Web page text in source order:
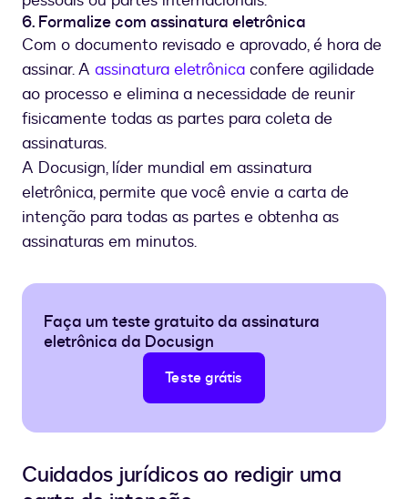
6. Formalize com assinatura eletrônica
Com o documento revisado e aprovado, é hora de
assinar. A assinatura eletrônica confere agilidade
ao processo e elimina a necessidade de reunir
fisicamente todas as partes para coleta de
assinaturas.
A Docusign, líder mundial em assinatura
eletrônica, permite que você envie a carta de
intenção para todas as partes e obtenha as
assinaturas em minutos.
Faça um teste gratuito da assinatura
eletrônica da Docusign
Teste grátis
Cuidados jurídicos ao redigir uma